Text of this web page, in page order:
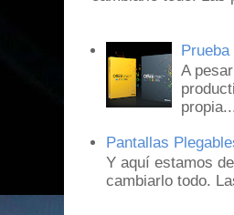
A
Pantallas
Y aquí estamos
cambiarlo todo.